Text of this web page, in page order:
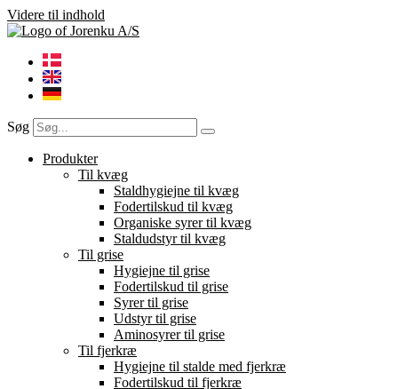
Videre til indhold
Søg
Produkter
Til kvæg
Staldhygiejne til kvæg
Fodertilskud til kvæg
Organiske syrer til kvæg
Staldudstyr til kvæg
Til grise
Hygiejne til grise
Fodertilskud til grise
Syrer til grise
Udstyr til grise
Aminosyrer til grise
Til fjerkræ
Hygiejne til stalde med fjerkræ
Fodertilskud til fjerkræ